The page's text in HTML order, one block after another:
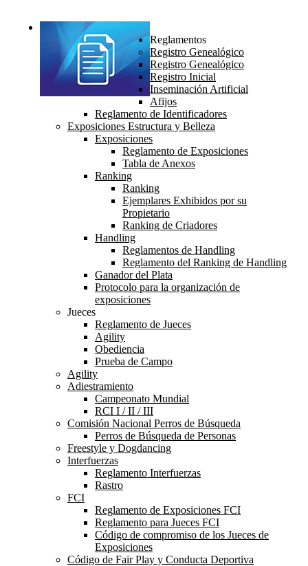
Reglamentos
Registro Genealógico
Registro Genealógico
Registro Inicial
Inseminación Artificial
Afijos
Reglamento de Identificadores
Exposiciones Estructura y Belleza
Exposiciones
Reglamento de Exposiciones
Tabla de Anexos
Ranking
Ranking
Ejemplares Exhibidos por su
Propietario
Ranking de Criadores
Handling
Reglamentos de Handling
Reglamento del Ranking de Handling
Ganador del Plata
Protocolo para la organización de
exposiciones
Jueces
Reglamento de Jueces
Agility
Obediencia
Prueba de Campo
Agility
Adiestramiento
Campeonato Mundial
RCI I / II / III
Comisión Nacional Perros de Búsqueda
Perros de Búsqueda de Personas
Freestyle y Dogdancing
Interfuerzas
Reglamento Interfuerzas
Rastro
FCI
Reglamento de Exposiciones FCI
Reglamento para Jueces FCI
Código de compromiso de los Jueces de
Exposiciones
Código de Fair Play y Conducta Deportiva